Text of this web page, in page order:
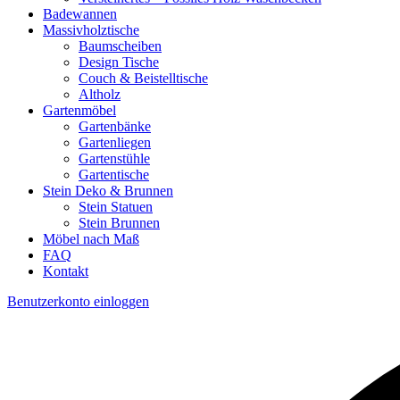
Badewannen
Massivholztische
Baumscheiben
Design Tische
Couch & Beistelltische
Altholz
Gartenmöbel
Gartenbänke
Gartenliegen
Gartenstühle
Gartentische
Stein Deko & Brunnen
Stein Statuen
Stein Brunnen
Möbel nach Maß
FAQ
Kontakt
Benutzerkonto einloggen